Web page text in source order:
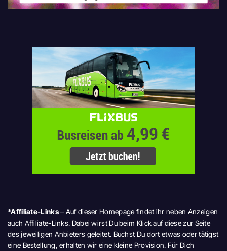
*Affiliate-Links– Auf dieser Homepage findet ihr neben Anzeigen
auch Affiliate-Links. Dabei wirst Du beim Klick auf diese zur Seite
des jeweiligen Anbieters geleitet. Buchst Du dort etwas oder tätigst
eine Bestellung, erhalten wir eine kleine Provision. Für Dich